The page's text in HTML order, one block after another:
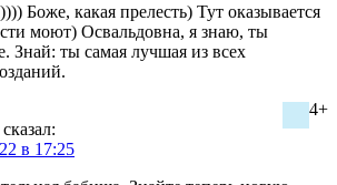
Боже, какая прелесть) Тут оказывается
моют) Освальдовна, я знаю, ты
Знай: ты самая лучшая из всех
4+
сказал:
в 17:25